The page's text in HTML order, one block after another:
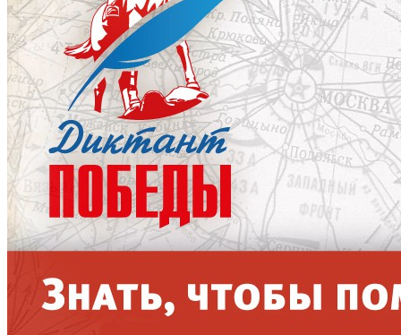
Методические материалы
дополнительного образования
Методическое обеспечение
Рабочие программы
Рабочие программы практик
Объявления
ИНФОРМАЦИЯ ДЛЯ АБИТУРИЕНТОВ